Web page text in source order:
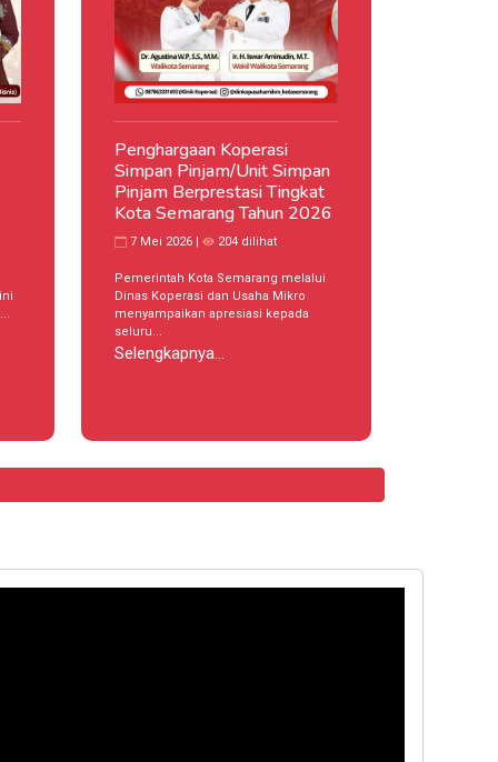
Penghargaan Koperasi
Simpan Pinjam/Unit Simpan
Pinjam Berprestasi Tingkat
Kota Semarang Tahun 2026
7 Mei 2026 | 204 dilihat
Pemerintah Kota Semarang melalui
Dinas Koperasi dan Usaha Mikro
menyampaikan apresiasi kepada
seluru...
Selengkapnya...